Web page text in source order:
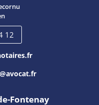
12
Fontenay